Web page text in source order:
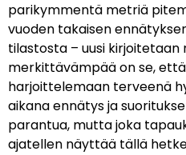
parikymmentä metriä
vuoden takaisen
tilastosta – uusi kirjoitetaan
merkittävämpää on se,
harjoittelemaan terveenä
aikana ennätys ja
parantua, mutta joka
ajatellen näyttää tällä